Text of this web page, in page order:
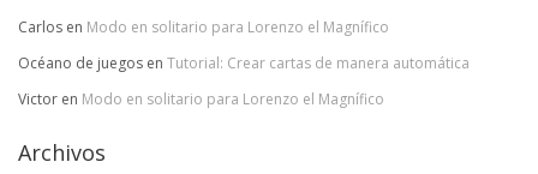
Carlos en Modo en solitario para Lorenzo el Magnífico
Océano de juegos en Tutorial: Crear cartas de manera automática
Victor en Modo en solitario para Lorenzo el Magnífico
Archivos